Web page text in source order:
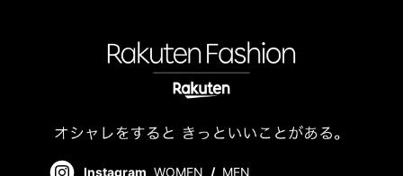
Instagram WOMEN / MEN